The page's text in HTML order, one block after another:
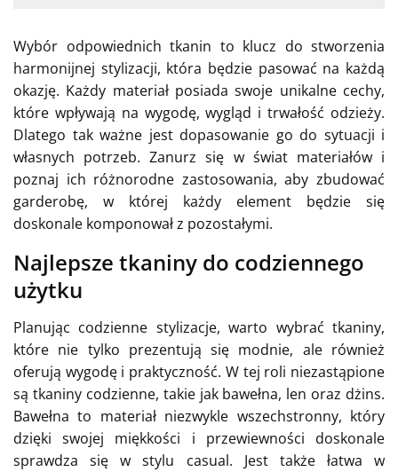
Wybór odpowiednich tkanin to klucz do stworzenia
harmonijnej stylizacji, która będzie pasować na każdą
okazję. Każdy materiał posiada swoje unikalne cechy,
które wpływają na wygodę, wygląd i trwałość odzieży.
Dlatego tak ważne jest dopasowanie go do sytuacji i
własnych potrzeb. Zanurz się w świat materiałów i
poznaj ich różnorodne zastosowania, aby zbudować
garderobę, w której każdy element będzie się
doskonale komponował z pozostałymi.
Najlepsze tkaniny do codziennego
użytku
Planując codzienne stylizacje, warto wybrać tkaniny,
które nie tylko prezentują się modnie, ale również
oferują wygodę i praktyczność. W tej roli niezastąpione
są tkaniny codzienne, takie jak bawełna, len oraz dżins.
Bawełna to materiał niezwykle wszechstronny, który
dzięki swojej miękkości i przewiewności doskonale
sprawdza się w stylu casual. Jest także łatwa w